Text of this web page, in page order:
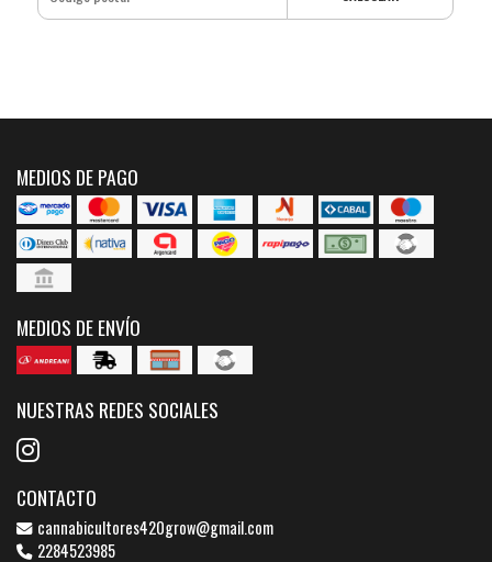
MEDIOS DE PAGO
MEDIOS DE ENVÍO
NUESTRAS REDES SOCIALES
CONTACTO
cannabicultores420grow@gmail.com
2284523985